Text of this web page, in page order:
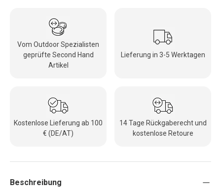
Vom Outdoor Spezialisten
geprüfte Second Hand
Artikel
Lieferung in 3-5 Werktagen
Kostenlose Lieferung ab 100
€ (DE/AT)
14 Tage Rückgaberecht und
kostenlose Retoure
Beschreibung